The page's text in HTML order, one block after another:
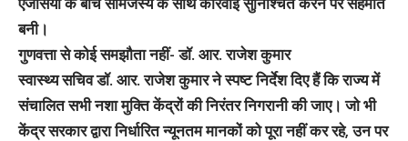
बनी।
गुणवत्ता से कोई समझौता नहीं- डॉ. आर. राजेश कुमार
स्वास्थ्य सचिव डॉ. आर. राजेश कुमार ने स्पष्ट निर्देश दिए हैं कि राज्य में
संचालित सभी नशा मुक्ति केंद्रों की निरंतर निगरानी की जाए। जो भी
केंद्र सरकार द्वारा निर्धारित न्यूनतम मानकों को पूरा नहीं कर रहे, उन पर